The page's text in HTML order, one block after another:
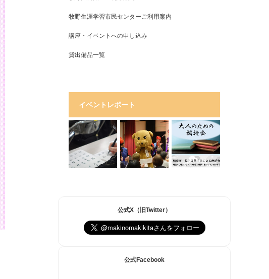
牧野生涯学習市民センターご利用案内
講座・イベントへの申し込み
貸出備品一覧
イベントレポート
公式X（旧Twitter）
公式Facebook